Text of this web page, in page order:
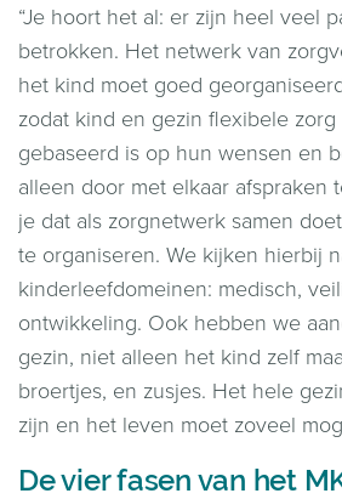
“Je hoort het al: er zijn heel veel
betrokken. Het netwerk van
het kind moet goed
zodat kind en gezin flexibele
gebaseerd is op hun wensen en
alleen door met elkaar afspraken
je dat als zorgnetwerk samen
te organiseren. We kijken hierbij
kinderleefdomeinen: medisch,
ontwikkeling. Ook hebben we
gezin, niet alleen het kind zelf
broertjes, en zusjes. Het hele
zijn en het leven moet zoveel
De vier fasen van het